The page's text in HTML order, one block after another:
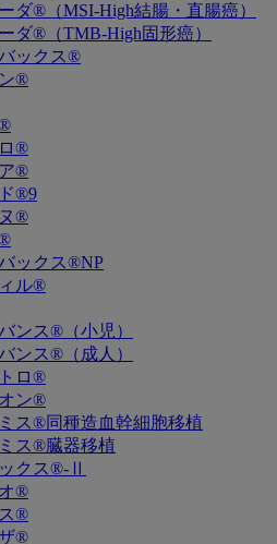
ダ®（MSI-High結腸・直腸癌）
ダ®（TMB-High固形癌）
ックス®
®
®
®
®9
®
ックス®NP
ル®
ンス®（小児）
ンス®（成人）
ロ®
ン®
ス®同種造血幹細胞移植
ス®臓器移植
クス®-Ⅱ
®
®
®